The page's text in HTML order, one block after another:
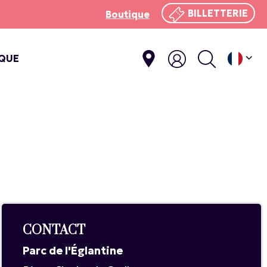
Boutique BILLETTERIE
CONTACT
Parc de l'Églantine